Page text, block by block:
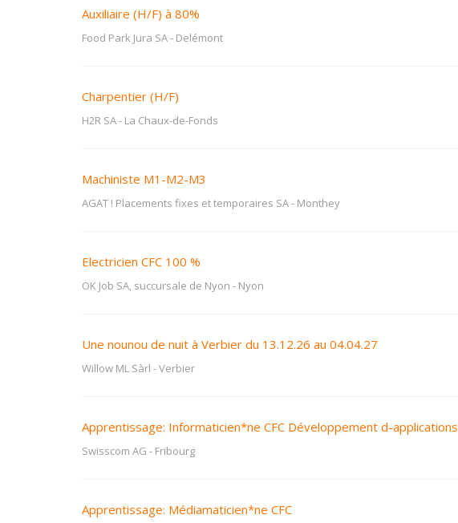
Auxiliaire (H/F) à 80%
Food Park Jura SA- Delémont
Charpentier (H/F)
H2R SA- La Chaux-de-Fonds
Machiniste M1-M2-M3
AGAT ! Placements fixes et temporaires SA- Monthey
Electricien CFC 100 %
OK Job SA, succursale de Nyon - Nyon
Une nounou de nuit à Verbier du 13.12.26 au 04.04.27
Willow ML Sàrl -Verbier
Apprentissage: Informaticien*ne CFC Développement d-applications
Swisscom AG - Fribourg
Apprentissage: Médiamaticien*ne CFC